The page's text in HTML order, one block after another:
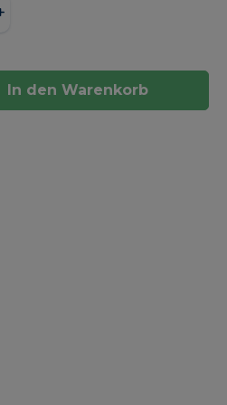
ein oder benutze die
In den Warenkorb